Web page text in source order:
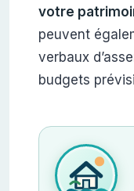
votre
peuvent
verbaux
budgets